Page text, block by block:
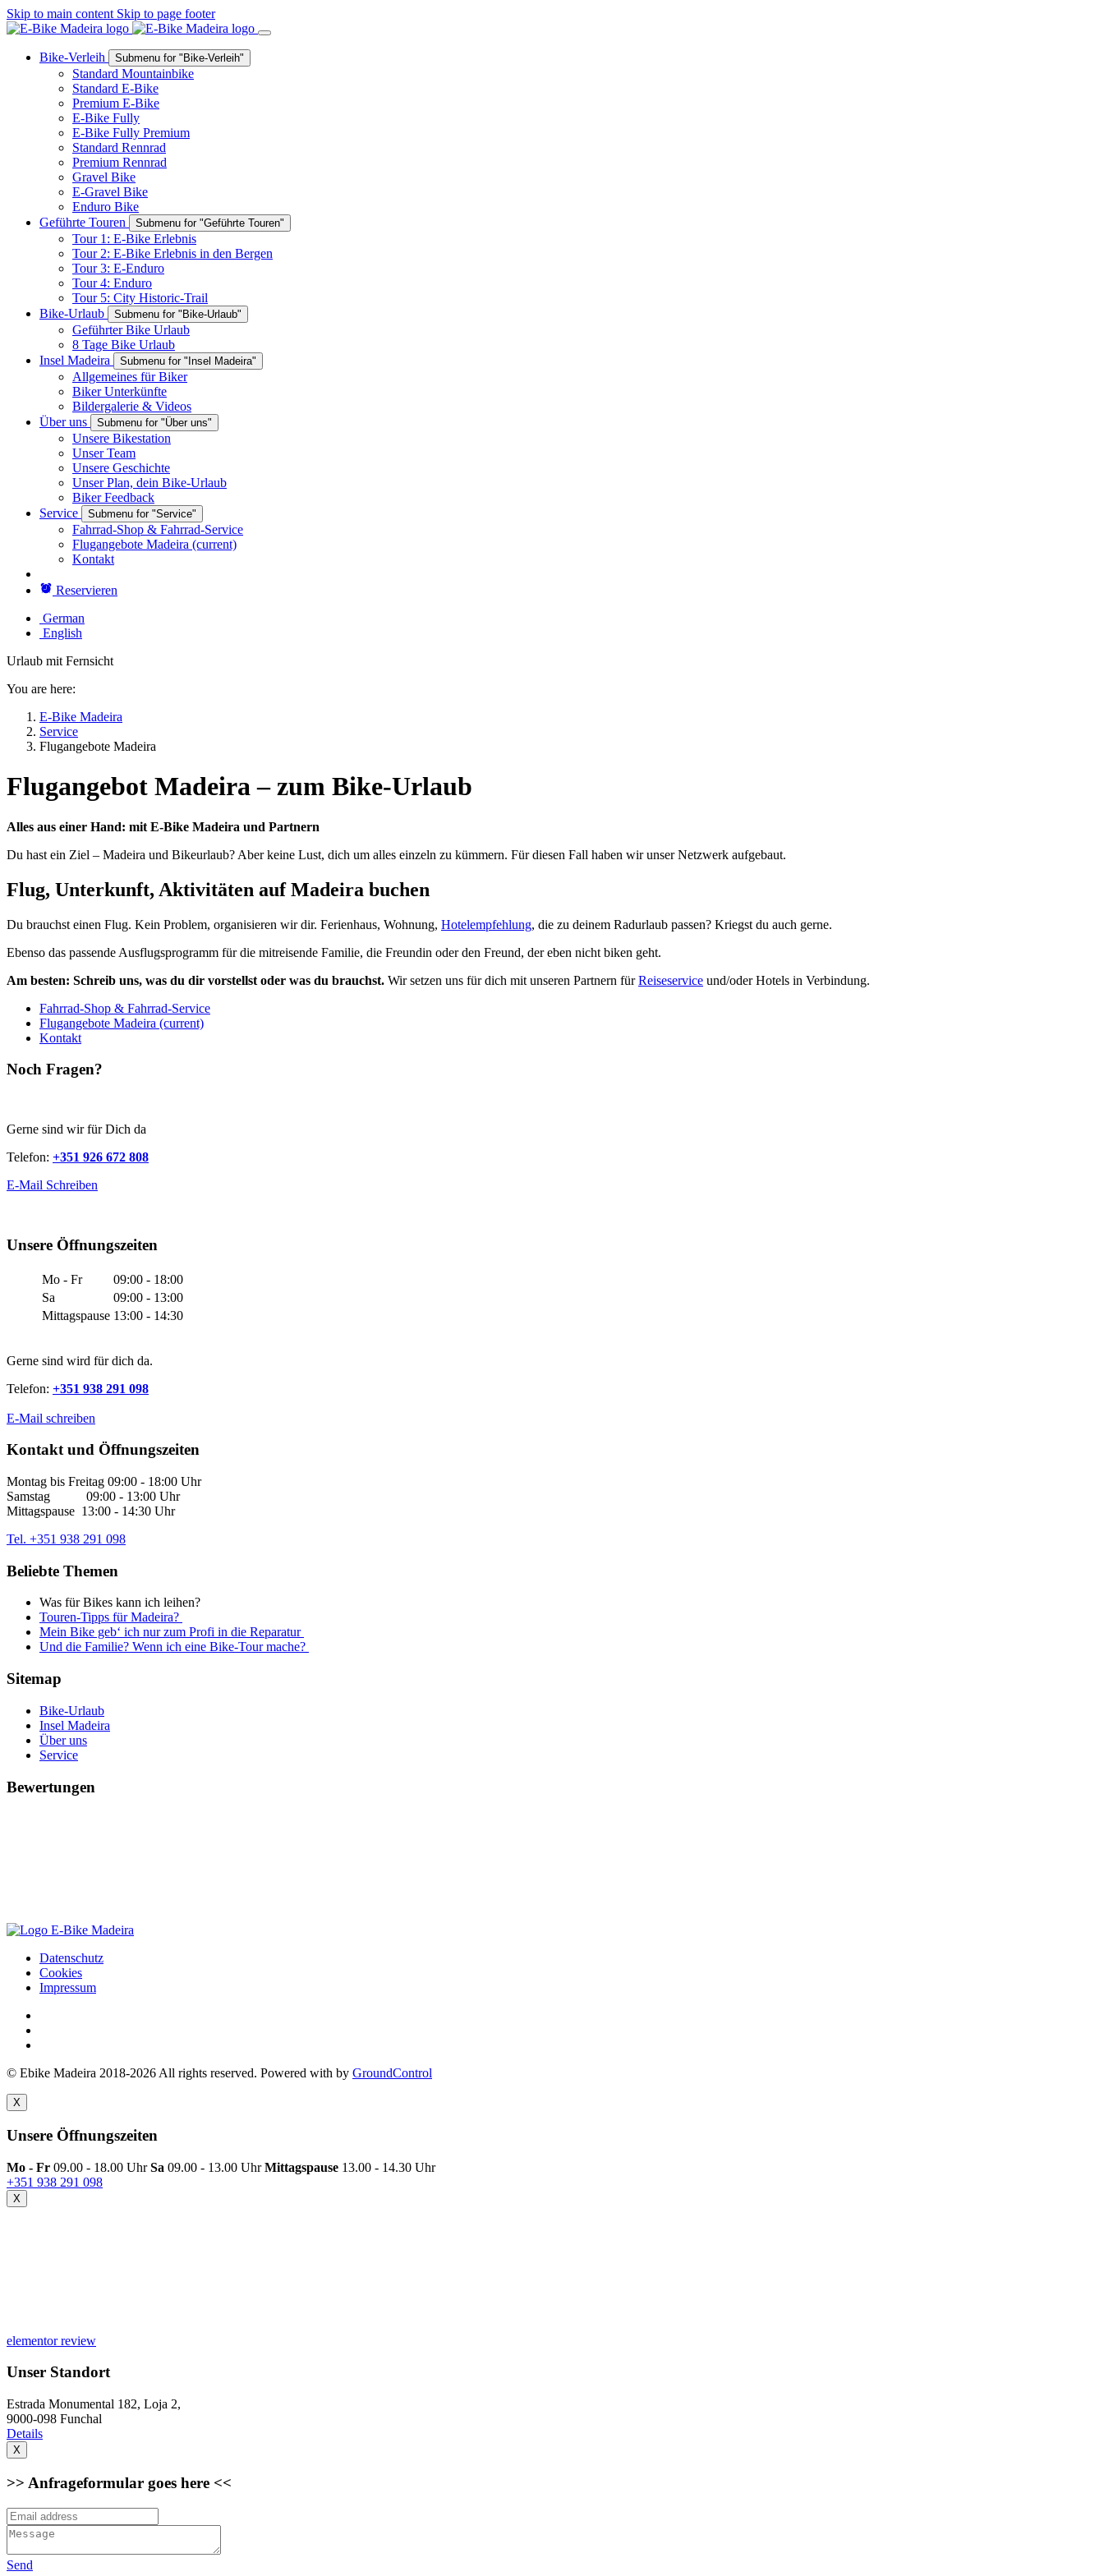
Skip to main content Skip to page footer
Bike-Verleih Submenu for "Bike-Verleih"
Standard Mountainbike
Standard E-Bike
Premium E-Bike
E-Bike Fully
E-Bike Fully Premium
Standard Rennrad
Premium Rennrad
Gravel Bike
E-Gravel Bike
Enduro Bike
Geführte Touren
Submenu for "Geführte Touren"
Tour 1: E-Bike Erlebnis
Tour 2: E-Bike Erlebnis in den Bergen
Tour 3: E-Enduro
Tour 4: Enduro
Tour 5: City Historic-Trail
Bike-Urlaub
Submenu for "Bike-Urlaub"
Geführter Bike Urlaub
8 Tage Bike Urlaub
Insel Madeira
Submenu for "Insel Madeira"
Allgemeines für Biker
Biker Unterkünfte
Bildergalerie & Videos
Über uns
Submenu for "Über uns"
Unsere Bikestation
Unser Team
Unsere Geschichte
Unser Plan, dein Bike-Urlaub
Biker Feedback
Service
Submenu for "Service"
Fahrrad-Shop & Fahrrad-Service
Flugangebote Madeira (current)
Kontakt
Reservieren
German
English
Urlaub mit Fernsicht
You are here:
E-Bike Madeira
Service
Flugangebote Madeira
Flugangebot Madeira – zum Bike-Urlaub
Alles aus einer Hand: mit E-Bike Madeira und Partnern
Du hast ein Ziel – Madeira und Bikeurlaub? Aber keine Lust, dich um alles einzeln zu kümmern. Für diesen Fall haben wir unser Netzwerk aufgebaut.
Flug, Unterkunft, Aktivitäten auf Madeira buchen
Du brauchst einen Flug. Kein Problem, organisieren wir dir. Ferienhaus, Wohnung, Hotelempfehlung, die zu deinem Radurlaub passen? Kriegst du auch gerne.
Ebenso das passende Ausflugsprogramm für die mitreisende Familie, die Freundin oder den Freund, der eben nicht biken geht.
Am besten: Schreib uns, was du dir vorstellst oder was du brauchst. Wir setzen uns für dich mit unseren Partnern fürReiseservice und/oder Hotels in Verbindung.
Fahrrad-Shop & Fahrrad-Service
Flugangebote Madeira (current)
Kontakt
Noch Fragen?
Gerne sind wir für Dich da
Telefon: +351 926 672 808
E-Mail Schreiben
Unsere Öffnungszeiten
Mo - Fr
09:00 - 18:00
Sa
09:00 - 13:00
Mittagspause 13:00 - 14:30
Gerne sind wird für dich da.
Telefon: +351 938 291 098
E-Mail schreiben
Kontakt und Öffnungszeiten
Montag bis Freitag 09:00 - 18:00 Uhr
Samstag 09:00 - 13:00 Uhr
Mittagspause 13:00 - 14:30 Uhr
Tel. +351 938 291 098
Beliebte Themen
Was für Bikes kann ich leihen?
Touren-Tipps für Madeira?
Mein Bike geb‘ ich nur zum Profi in die Reparatur
Und die Familie? Wenn ich eine Bike-Tour mache?
Sitemap
Bike-Urlaub
Insel Madeira
Über uns
Service
Bewertungen
Datenschutz
Cookies
Impressum
© Ebike Madeira 2018-2026 All rights reserved. Powered with by GroundControl
X
Unsere Öffnungszeiten
Mo - Fr 09.00 - 18.00 Uhr Sa 09.00 - 13.00 Uhr Mittagspause 13.00 - 14.30 Uhr
+351 938 291 098
X
elementor review
Unser Standort
Estrada Monumental 182, Loja 2,
9000-098 Funchal
Details
X
>> Anfrageformular goes here <<
Send